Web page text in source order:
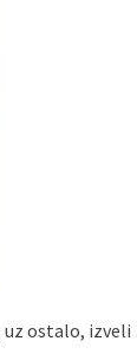
uz ostalo, izveli